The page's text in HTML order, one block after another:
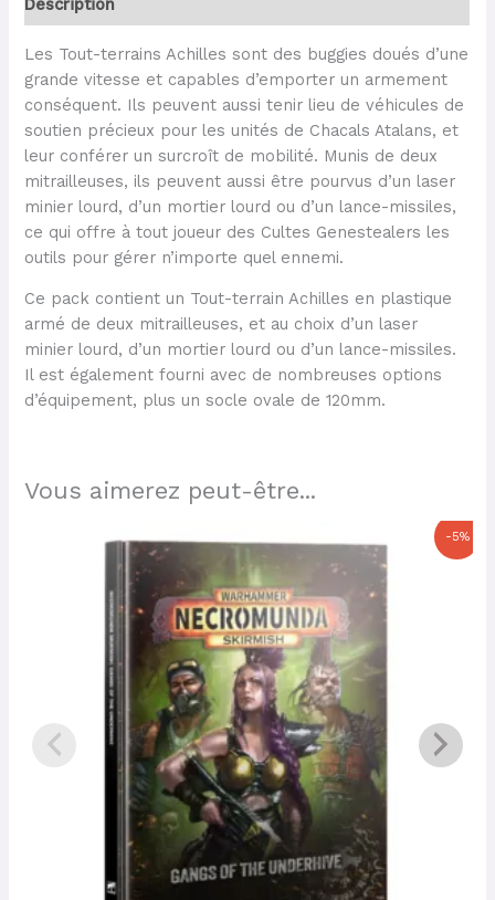
Description
Les Tout-terrains Achilles sont des buggies doués d’une
grande vitesse et capables d’emporter un armement
conséquent. Ils peuvent aussi tenir lieu de véhicules de
soutien précieux pour les unités de Chacals Atalans, et
leur conférer un surcroît de mobilité. Munis de deux
mitrailleuses, ils peuvent aussi être pourvus d’un laser
minier lourd, d’un mortier lourd ou d’un lance-missiles,
ce qui offre à tout joueur des Cultes Genestealers les
outils pour gérer n’importe quel ennemi.
Ce pack contient un Tout-terrain Achilles en plastique
armé de deux mitrailleuses, et au choix d’un laser
minier lourd, d’un mortier lourd ou d’un lance-missiles.
Il est également fourni avec de nombreuses options
d’équipement, plus un socle ovale de 120mm.
Vous aimerez peut-être...
-5%
prix
initial
était :
42,00 €.
prix
est :
39,90 €.